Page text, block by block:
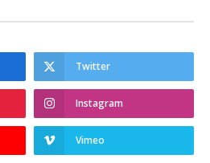
Twitter
Instagram
Vimeo